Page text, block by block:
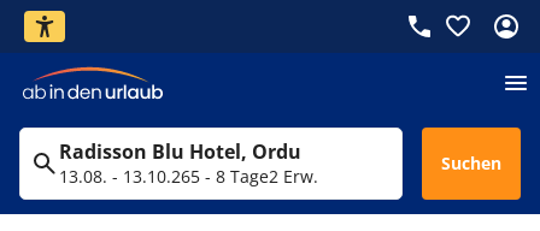
Radisson Blu Hotel, Ordu
13.08. - 13.10.265 - 8 Tage2 Erw.
Suchen